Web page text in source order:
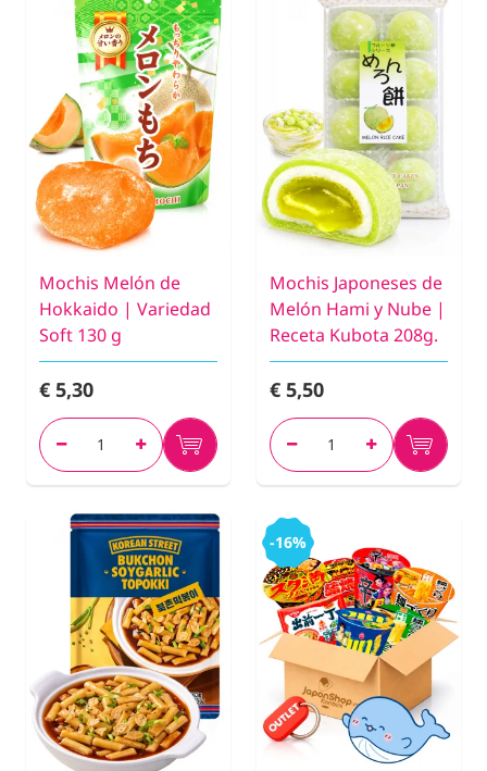
Mochis Melón de
Hokkaido | Variedad
Soft 130 g
€ 5,30
Mochis Japoneses de
Melón Hami y Nube |
Receta Kubota 208g.
€ 5,50
-16%